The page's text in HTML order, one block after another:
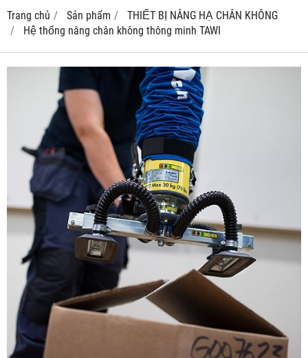
Trang chủ Sản phẩm
THIẾT BỊ NÂNG HẠ CHÂN KHÔNG
Hệ thống nâng chân không thông minh TAWI